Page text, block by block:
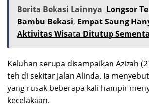
Berita Bekasi Lainnya Longsor
Bambu Bekasi, Empat Saung
Aktivitas Wisata Ditutup
Keluhan serupa disampaikan Azizah
teh di sekitar Jalan Alinda. Ia
yang rusak beberapa kali hampir
kecelakaan.